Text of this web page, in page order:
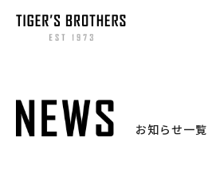
お知らせ一覧